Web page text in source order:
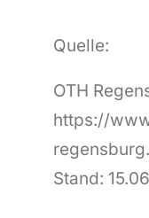
Quelle:
OTH
https://
Stand: